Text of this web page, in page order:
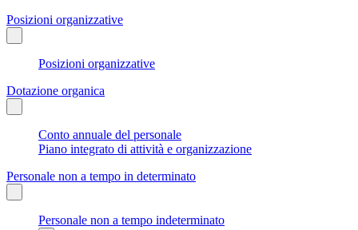
Posizioni organizzative
Posizioni organizzative
Dotazione organica
Conto annuale del personale
Piano integrato di attività e organizzazione
Personale non a tempo in determinato
Personale non a tempo indeterminato